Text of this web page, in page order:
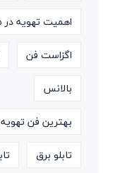
اهمیت تهویه
اگزاست فن
بالانس
بهترین فن
تابلو برق